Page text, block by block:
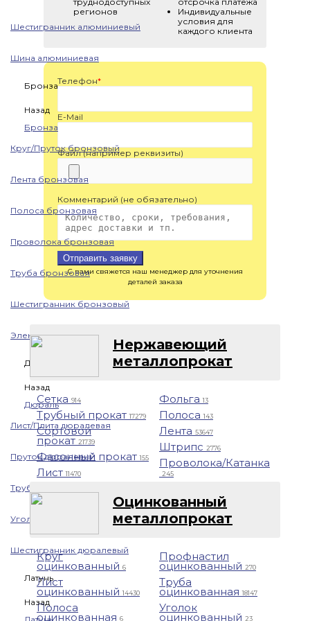
Шестигранник алюминиевый
Шина алюминиевая
Бронза
Назад
Бронза
Круг/Пруток бронзовый
Лента бронзовая
Полоса бронзовая
Проволока бронзовая
Труба бронзовая
Шестигранник бронзовый
Электрод бронзовый
Дюраль
Назад
Дюраль
Лист/Плита дюралевая
Пруток дюралевый
Труба дюралевая
Уголок дюралевый
Шестигранник дюралевый
Латунь
Назад
регионов
Индивидуальные
условия для
каждого клиента
Телефон*
E-Mail
Файл (например реквизиты)
Комментарий (не обязательно)
Отправить заявку
С вами свяжется наш менеджер для уточнения
деталей заказа
Нержавеющий
металлопрокат
Сетка 914
Трубный прокат17279
Сортовой
прокат 21739
Фасонный прокат155
Лист11470
Фольга13
Полоса143
Лента 53647
Штрипс 2776
Проволока/Катанка
245
Оцинкованный
металлопрокат
Круг
оцинкованный 6
Лист
оцинкованный14430
Полоса
оцинкованная 6
Профнастил
оцинкованный 270
Труба
оцинкованная18147
Уголок
оцинкованный 23